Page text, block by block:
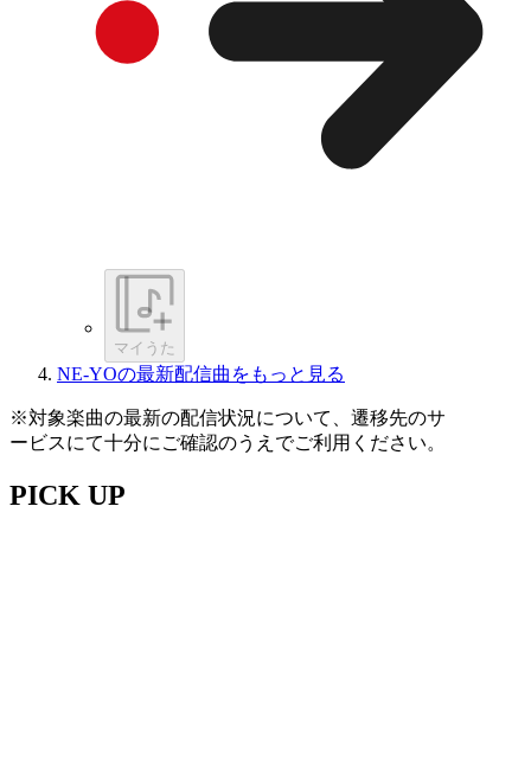
マイうた
NE-YOの最新配信曲をもっと見る
※対象楽曲の最新の配信状況について、遷移先のサ
ービスにて十分にご確認のうえでご利用ください。
PICK UP